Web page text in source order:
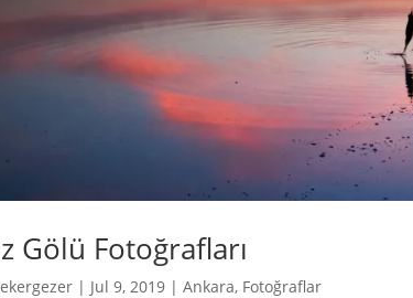
Gölü Fotoğrafları
| Jul 9, 2019 |Ankara, Fotoğraflar